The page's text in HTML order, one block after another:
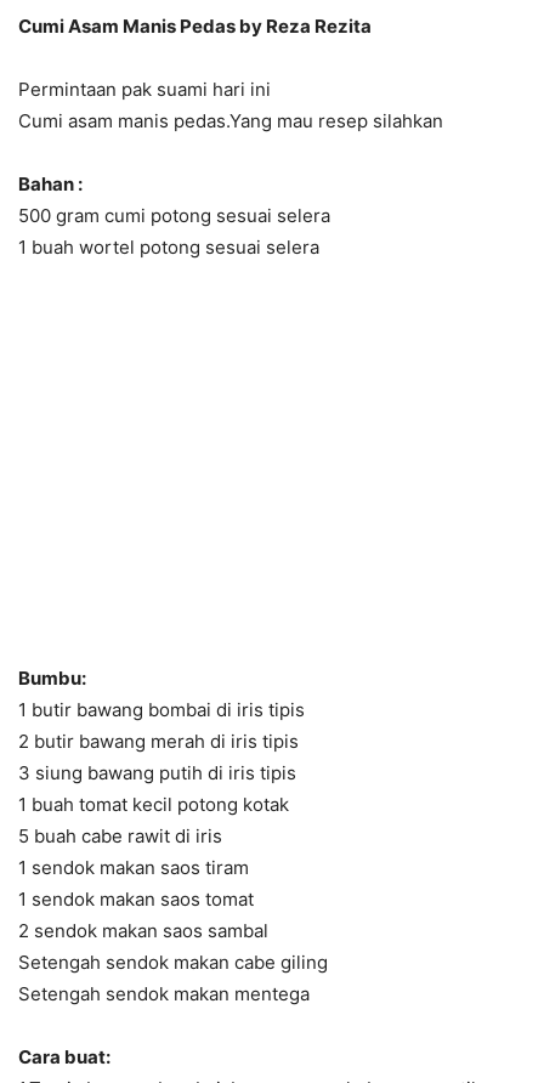
Cumi Asam Manis Pedas by Reza Rezita
Permintaan pak suami hari ini
Cumi asam manis pedas.Yang mau resep silahkan
Bahan :
500 gram cumi potong sesuai selera
1 buah wortel potong sesuai selera
Bumbu:
1 butir bawang bombai di iris tipis
2 butir bawang merah di iris tipis
3 siung bawang putih di iris tipis
1 buah tomat kecil potong kotak
5 buah cabe rawit di iris
1 sendok makan saos tiram
1 sendok makan saos tomat
2 sendok makan saos sambal
Setengah sendok makan cabe giling
Setengah sendok makan mentega
Cara buat: